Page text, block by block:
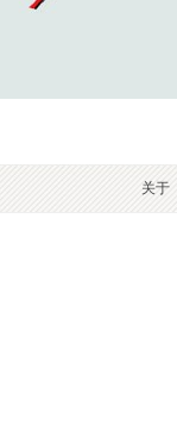
关于